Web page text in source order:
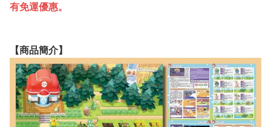
有免運優惠。
【商品簡介】